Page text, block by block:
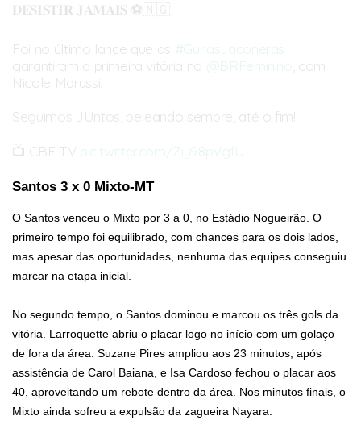
𝐃𝐄𝐒𝐈𝐒𝐓𝐈𝐑 𝐉𝐀𝐌𝐀𝐈𝐒 ⚽🇳🇬
Foi no último lance que as #GuriasJaconeras
garantiram a primeira vitória no @BRFeminino
, com
Nicole Marussi.
Seguimos JUntos, peleando sempre, até o fim!
📺 CBF TV pic.twitter.com/Ziy98pVgfU
— E.C. Juventude (@ECJuventude)
Santos 3 x 0 Mixto-MT
O Santos venceu o Mixto por 3 a 0, no Estádio Nogueirão. O
primeiro tempo foi equilibrado, com chances para os dois lados,
mas apesar das oportunidades, nenhuma das equipes conseguiu
marcar na etapa inicial.
No segundo tempo, o Santos dominou e marcou os três gols da
vitória. Larroquette abriu o placar logo no início com um golaço
de fora da área. Suzane Pires ampliou aos 23 minutos, após
assistência de Carol Baiana, e Isa Cardoso fechou o placar aos
40, aproveitando um rebote dentro da área. Nos minutos finais, o
Mixto ainda sofreu a expulsão da zagueira Nayara.